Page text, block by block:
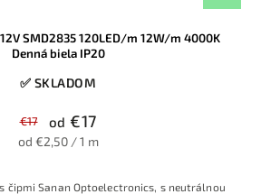
SMD2835 120LED/m 12W/m 4000K
Denná biela IP20
✅ SKLADOM
€17 od €17
od €2,50 / 1 m
čipmi Sanan Optoelectronics, s neutrálnou